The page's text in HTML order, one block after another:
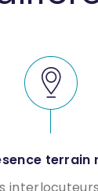
terrain